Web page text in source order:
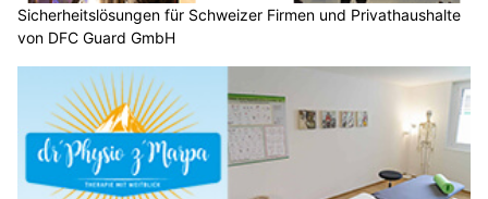
Sicherheitslösungen für Schweizer Firmen und Privathaushalte
von DFC Guard GmbH